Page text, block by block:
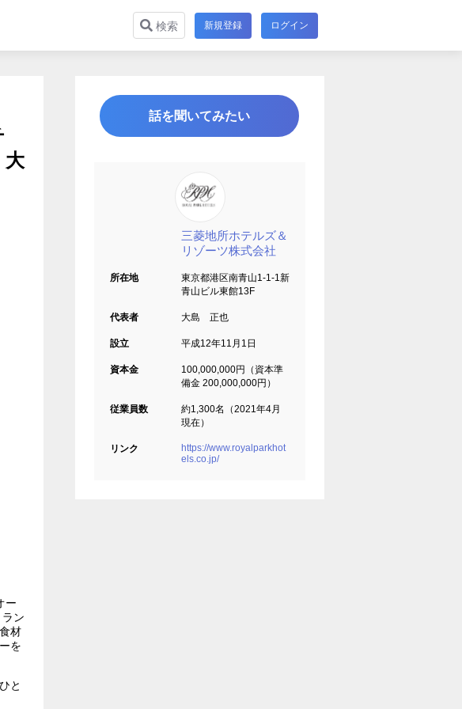
検索 新規登録 ログイン
大
ー
ン
材
を
と
話を聞いてみたい
三菱地所ホテルズ＆
リゾーツ株式会社
所在地
東京都港区南青山1-1-1新
青山ビル東館13F
代表者 大島 正也
設立 平成12年11月1日
資本金
100,000,000円（資本準
備金 200,000,000円）
従業員数
約1,300名（2021年4月
現在）
リンク
https://www.royalparkhot
els.co.jp/